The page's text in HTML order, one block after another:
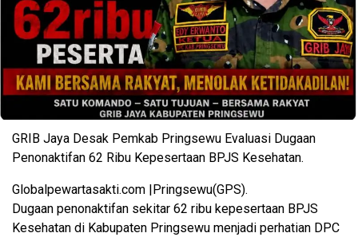
GRIB Jaya Desak Pemkab Pringsewu Evaluasi Dugaan
Penonaktifan 62 Ribu Kepesertaan BPJS Kesehatan.
Globalpewartasakti.com |Pringsewu(GPS).
Dugaan penonaktifan sekitar 62 ribu kepesertaan BPJS
Kesehatan di Kabupaten Pringsewu menjadi perhatian DPC